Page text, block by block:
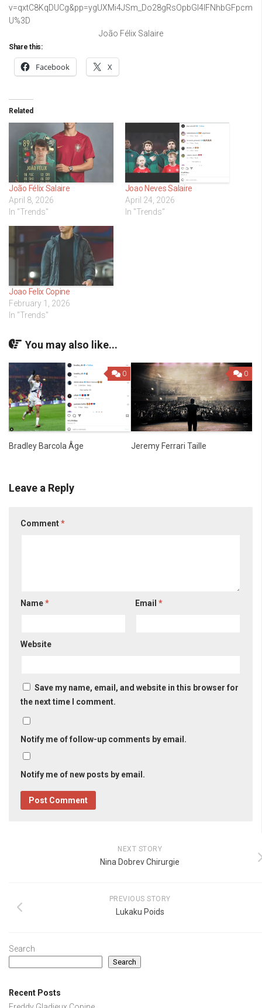
v=qxtC8KqDUCg&pp=ygUXMi4JSm_Do28gRsOpbGl4IFNhbGFpcm
U%3D
João Félix Salaire
Share this:
Facebook X
Related
João Félix Salaire
April 8, 2026
In "Trends"
Joao Neves Salaire
April 24, 2026
In "Trends"
Joao Felix Copine
February 1, 2026
In "Trends"
You may also like...
0
Bradley Barcola Âge
0
Jeremy Ferrari Taille
Leave a Reply
Comment*
Name* Email*
Website
Save my name, email, and website in this browser for
the next time I comment.
Notify me of follow-up comments by email.
Notify me of new posts by email.
NEXT STORY
Nina Dobrev Chirurgie
PREVIOUS STORY
Lukaku Poids
Search
Search
Recent Posts